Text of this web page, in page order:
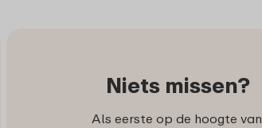
Niets missen?
Als eerste op de hoogte van